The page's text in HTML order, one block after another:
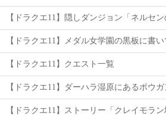
【ドラクエ11】隠しダンジョン「ネルセ
【ドラクエ11】メダル女学園の黒板に書
【ドラクエ11】クエスト一覧
【ドラクエ11】ダーハラ湿原にあるボウ
【ドラクエ11】ストーリー「クレイモラ